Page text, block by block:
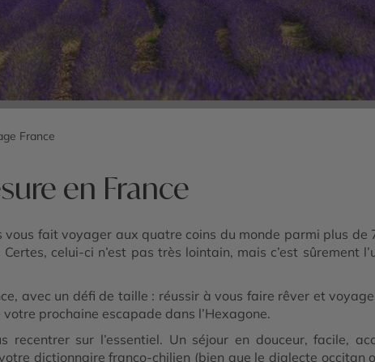
France
en France
vous fait voyager aux quatre coins du monde parmi plus
celui-ci n’est pas très lointain, mais c’est sûrement
avec un défi de taille : réussir à vous faire rêver et
prochaine escapade dans l’Hexagone.
recentrer sur l’essentiel. Un séjour en douceur, facile,
dictionnaire franco-chilien (bien que le dialecte